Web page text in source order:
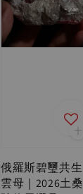
俄羅斯碧璽共生
雲母｜2026土桑